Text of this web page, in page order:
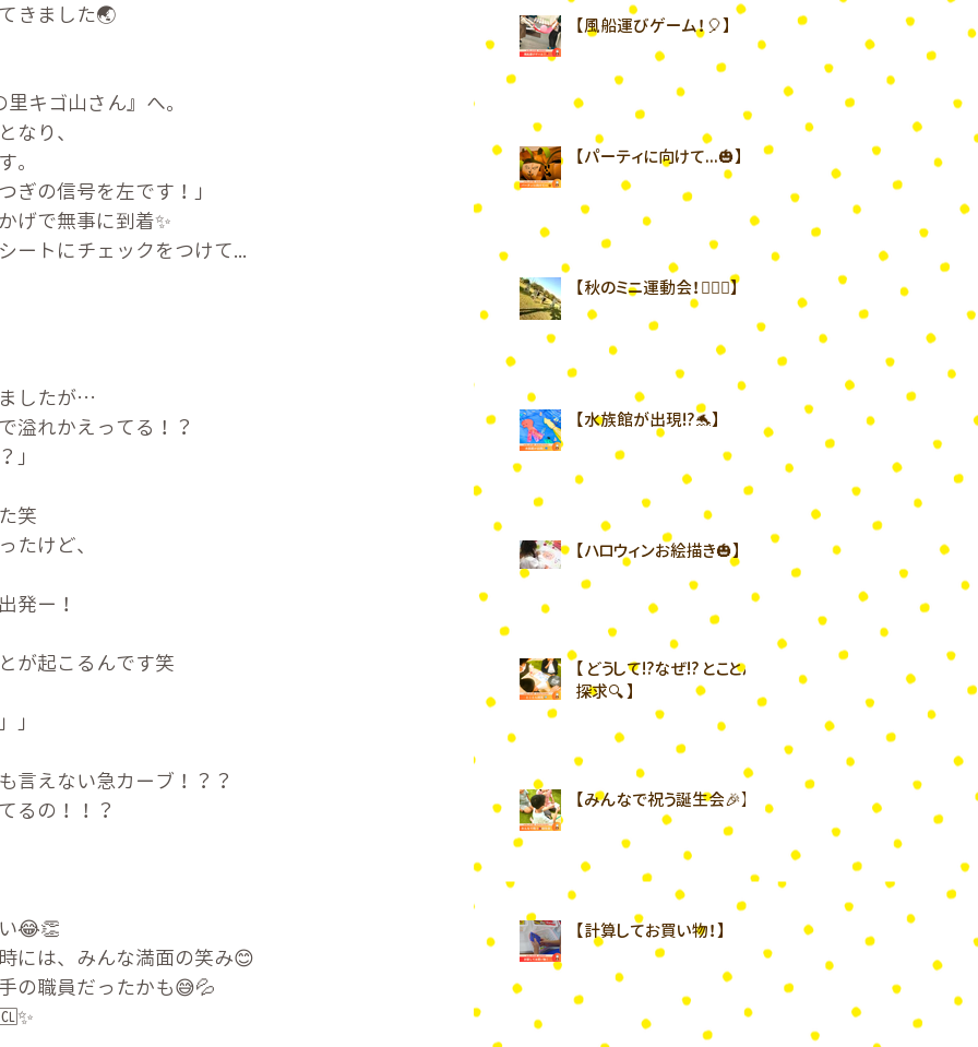
きました🌏
キゴ山さん』へ。
なり、
。
ぎの信号を左です！」
げで無事に到着✨
ートにチェックをつけて...
したが…
溢れかえってる！？
」
笑
たけど、
発ー！
が起こるんです笑
」
言えない急カーブ！？？
るの！！？
😂👏
には、みんな満面の笑み😊
の職員だったかも😅💦
【風船運びゲーム！🎈】
【パーティに向けて...🎃】
【秋のミニ運動会！🏃🏻‍♀️】
【水族館が出現⁉︎🐬】
【ハロウィンお絵描き🎃】
【 どうして⁉︎なぜ⁉︎ とことん
探求🔍 】
【みんなで祝う誕生会🎉】
【計算してお買い物！】